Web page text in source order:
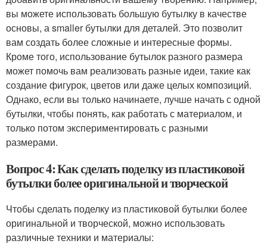
вы можете использовать большую бутылку в качестве
основы, а smaller бутылки для деталей. Это позволит
вам создать более сложные и интересные формы.
Кроме того, использование бутылок разного размера
может помочь вам реализовать разные идеи, такие как
создание фигурок, цветов или даже целых композиций.
Однако, если вы только начинаете, лучше начать с одной
бутылки, чтобы понять, как работать с материалом, и
только потом экспериментировать с разными
размерами.
Вопрос 4: Как сделать поделку из пластиковой
бутылки более оригинальной и творческой
Чтобы сделать поделку из пластиковой бутылки более
оригинальной и творческой, можно использовать
различные техники и материалы: